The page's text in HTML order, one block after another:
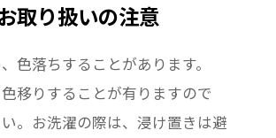
取り扱いの注意
色落ちすることがあります。
移りすることが有りますので
。お洗濯の際は、浸け置きは避